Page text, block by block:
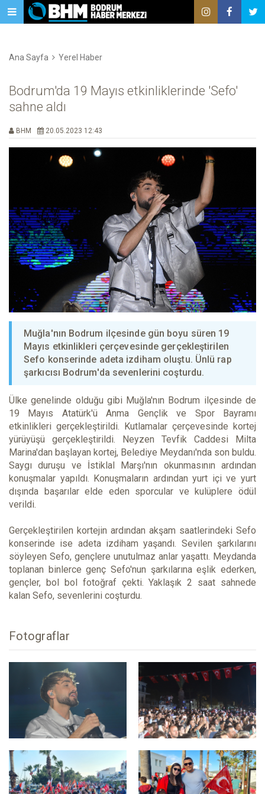
Ana Sayfa Yerel Haber
Bodrum'da 19 Mayıs etkinliklerinde 'Sefo'
sahne aldı
BHM 20.05.2023 12:43
Muğla'nın Bodrum ilçesinde gün boyu süren 19
Mayıs etkinlikleri çerçevesinde gerçekleştirilen
Sefo konserinde adeta izdiham oluştu. Ünlü rap
şarkıcısı Bodrum'da sevenlerini coşturdu.
Ülke genelinde olduğu gibi Muğla'nın Bodrum ilçesinde de
19 Mayıs Atatürk'ü Anma Gençlik ve Spor Bayramı
etkinlikleri gerçekleştirildi. Kutlamalar çerçevesinde kortej
yürüyüşü gerçekleştirildi. Neyzen Tevfik Caddesi Milta
Marina'dan başlayan kortej, Belediye Meydanı'nda son buldu.
Saygı duruşu ve İstiklal Marşı'nın okunmasının ardından
konuşmalar yapıldı. Konuşmaların ardından yurt içi ve yurt
dışında başarılar elde eden sporcular ve kulüplere ödül
verildi.
Gerçekleştirilen kortejin ardından akşam saatlerindeki Sefo
konserinde ise adeta izdiham yaşandı. Sevilen şarkılarını
söyleyen Sefo, gençlere unutulmaz anlar yaşattı. Meydanda
toplanan binlerce genç Sefo'nun şarkılarına eşlik ederken,
gençler, bol bol fotoğraf çekti. Yaklaşık 2 saat sahnede
kalan Sefo, sevenlerini coşturdu.
Fotograflar